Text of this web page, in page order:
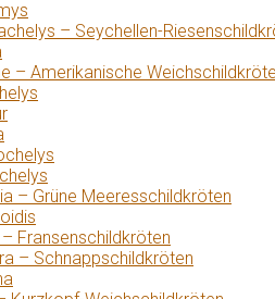
– Seychellen-
– Amerikanische
– Grüne Meeresschildkröten
Fransenschildkröten
– Schnappschildkröten